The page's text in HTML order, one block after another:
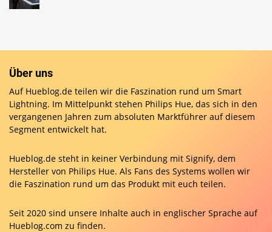
Über uns
Auf Hueblog.de teilen wir die Faszination rund um Smart
Lightning. Im Mittelpunkt stehen Philips Hue, das sich in den
vergangenen Jahren zum absoluten Marktführer auf diesem
Segment entwickelt hat.
Hueblog.de steht in keiner Verbindung mit Signify, dem
Hersteller von Philips Hue. Als Fans des Systems wollen wir
die Faszination rund um das Produkt mit euch teilen.
Seit 2020 sind unsere Inhalte auch in englischer Sprache auf
Hueblog.com zu finden.